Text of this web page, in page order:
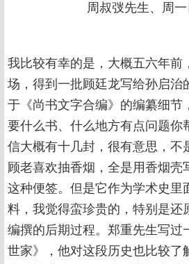
周叔弢先生、周
我比较有幸的是，大概五六年前
场，得到一批顾廷龙写给孙启治
于《尚书文字合编》的编纂细节
要什么书、什么地方有点问题你
信大概有十几封，很有意思，不
顾老喜欢抽香烟，全是用香烟壳
这种便签。但是它作为学术史里
料，我觉得蛮珍贵的，特别是还
编撰的后期过程。郑重先生写过
世家》，他对这段历史也比较了